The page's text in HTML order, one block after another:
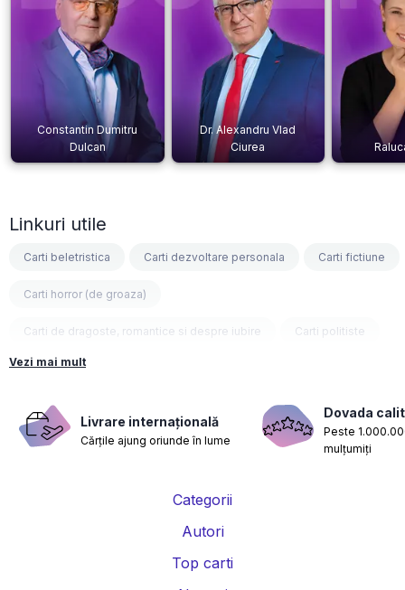
Constantin Dumitru
Dulcan
Dr. Alexandru Vlad
Ciurea
Linkuri utile
Carti beletristica Carti dezvoltare personala Carti fictiune
Carti horror (de groaza)
Carti de dragoste, romantice si despre iubire Carti politiste
Carti fantasy
Carti nutritie, sanatate si de slabit Carti diete
Carti despre sarcina si nastere Carti educatie financiara
Vezi mai mult
Livrare internațională
Cărțile ajung oriunde în lume
Dovada
Peste
mulțumiți
Categorii
Autori
Top carti